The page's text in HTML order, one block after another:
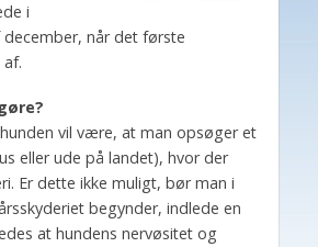
i
når det første
vil være, at man opsøger et
eller ude på landet), hvor der
Er dette ikke muligt, bør man i
begynder, indlede en
at hundens nervøsitet og